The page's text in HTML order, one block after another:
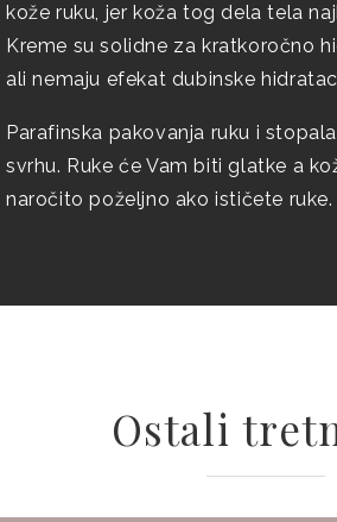
kože ruku, jer koža tog dela tela
Kreme su solidne za kratkoročno
ali nemaju efekat dubinske
Parafinska pakovanja ruku i
svrhu. Ruke će Vam biti glatke a
naročito poželjno ako ističete ruke.
Ostali